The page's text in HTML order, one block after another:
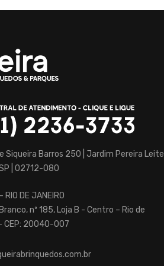
Siqueira Barros 250 | Jardim Pereira Leite
| 02712-080
RIO DE JANEIRO
nº 185, Loja B - Centro – Rio de
CEP: 20040-007